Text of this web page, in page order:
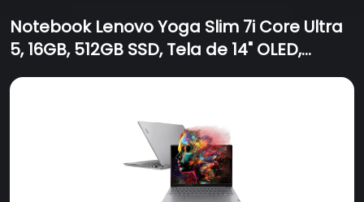
Notebook Lenovo Yoga Slim 7i Core Ultra
5, 16GB, 512GB SSD, Tela de 14" OLED,
Windows 11 - 83GM0003BR - Bivolt